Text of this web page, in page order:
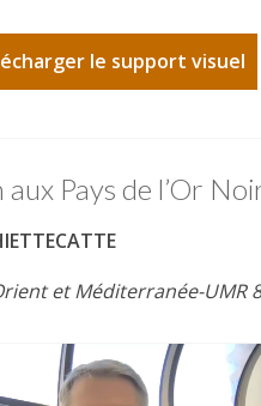
le support visuel
Pays de l’Or
et Méditerranée-UMR